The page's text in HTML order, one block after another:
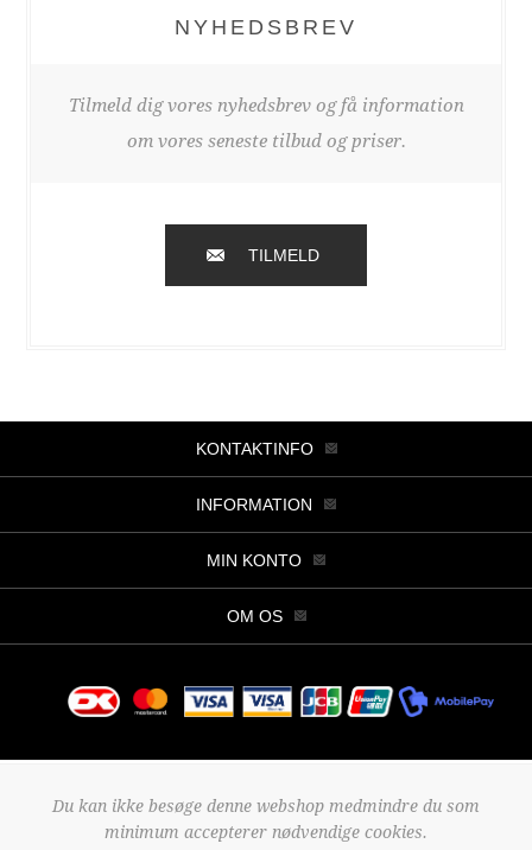
NYHEDSBREV
Tilmeld dig vores nyhedsbrev og få information
om vores seneste tilbud og priser.
TILMELD
KONTAKTINFO
INFORMATION
MIN KONTO
OM OS
Copyright © 2026 Butik Viller. Alle rettigheder forbeholdt.
Powered bynopCommerce
Du kan ikke besøge denne webshop medmindre du som
minimum accepterer nødvendige cookies.